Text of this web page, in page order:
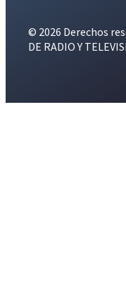
© 2026 Derechos
DE RADIO Y